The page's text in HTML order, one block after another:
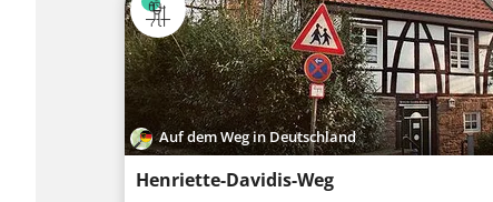
Auf dem Weg in Deutschland
Henriette-Davidis-Weg